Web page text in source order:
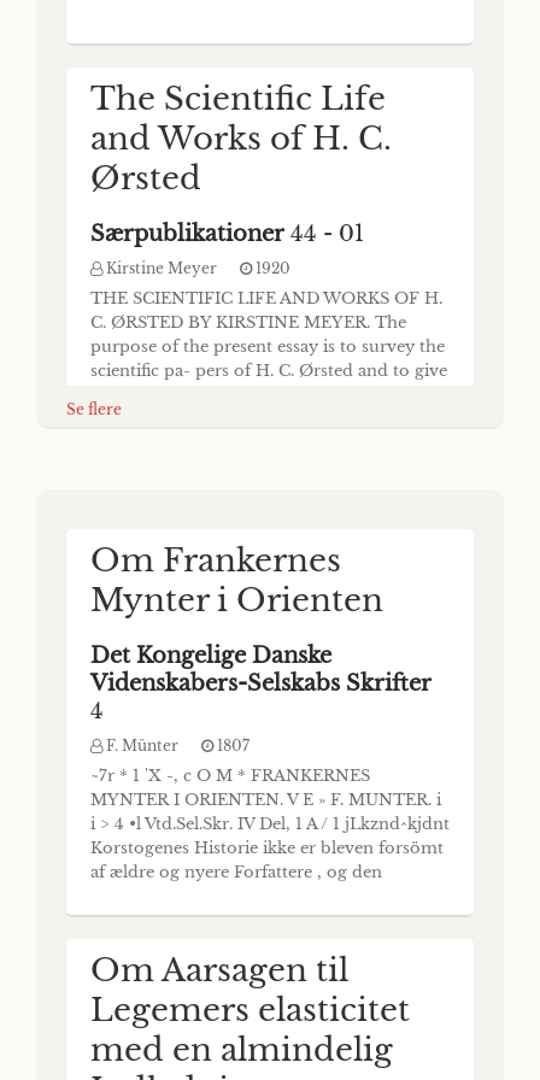
The Scientific Life
and Works of H. C.
Ørsted
Særpublikationer44 - 01
Kirstine Meyer 1920
THE SCIENTIFIC LIFE AND WORKS OF H.
C. ØRSTED BY KIRSTINE MEYER. The
purpose of the present essay is to survey the
scientific pa- pers of H. C. Ørsted and to give
they appeared, as well as their relation to
Universitet, i Aaret
1797 udsatte
medisinske
Priisspørgsmaal: Om
Modervandets
Oprindelse og Nytte
Særpublikationer 44 - 01
Naturvidenskabelige Skrifter 1797-1808.
Scientific Papers 1797-1808
H.C. Ørsted 1798
UNIVERSITET, I AARET1797 UDSATTE
MEDISINSKE PRIISSPØRGSMAAL: OM
MODERVANDETS OPRINDELSE OG
NYTTE (BIBLIOTHEK FOR PHYSIK,
MEDICIN OG OECONOMIE, 13. BIND, 3.
Se flere
Om Frankernes
Mynter i Orienten
Det Kongelige Danske
Videnskabers-Selskabs Skrifter
4
F. Münter 1807
~7r * 1 'X -, c O M * FRANKERNES
MYNTER I ORIENTEN. V E » F. MUNTER. i
i > 4 •l Vtd.Sel.Skr. IV Del, 1 A / 1 jLkznd^kjdnt
Korstogenes Historie ikke er bleven forsömt
af ældre og nyere Forfattere , og den
Statsforfatning, Cultor og Sæder i Europa, er
Synspunkter; saa er d
Om Aarsagen til
Legemers elasticitet
med en almindelig